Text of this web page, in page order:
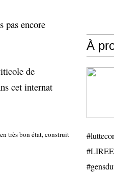
pas encore
de
cet internat
très bon état, construit
À